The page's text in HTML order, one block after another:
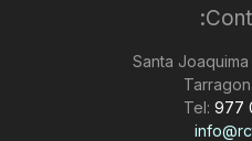
Santa
Tel: 977